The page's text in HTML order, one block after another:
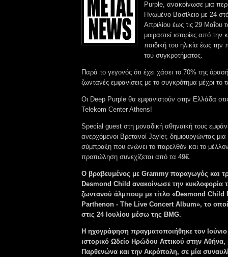
Purple, ανακοίνωσε μια
Ηνωμένο Βασίλειο με 24
Απριλίου έως τις 29 Μαΐου
μοιραστεί ιστορίες από
παιδική του ηλικία έως την
του συγκροτήματος.
Παρά το γεγονός ότι έχει χάσει το 70% της
ζωντανές εμφανίσεις με το συγκρότημα μέχρι το
Οι Deep Purple θα εμφανιστούν στην Ελλάδα
Telekom Center Athens!
Special guest στη μοναδική αθηναϊκή τους
ανερχόμενοι Βρετανοί Jayler, δημιουργώντας μια
σύμπραξη που ενώνει το παρελθόν και το
προπώληση συνεχίζεται από τα 49€.
Ο βραβευμένος με Grammy παραγωγός και
Desmond Child ανακοίνωσε την κυκλοφορία
ζωντανού άλμπουμ με τίτλο «Desmond Child
Parthenon - The Live Concert Album», το
στις 24 Ιουλίου μέσω της BMG.
Η ηχογράφηση πραγματοποιήθηκε τον
ιστορικό Ωδείο Ηρώδου Αττικού στην Αθήνα,
Παρθενώνα και την Ακρόπολη, σε μία